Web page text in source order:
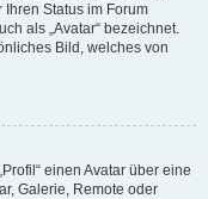
Status im Forum
als „Avatar“ bezeichnet.
Bild, welches von
einen Avatar über eine
Galerie, Remote oder